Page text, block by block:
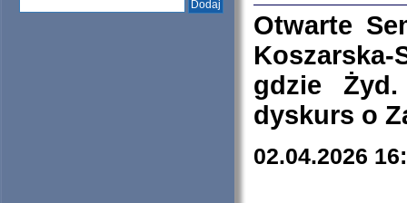
Otwarte
Koszarska-
gdzie
dyskurs o
02.04.2026